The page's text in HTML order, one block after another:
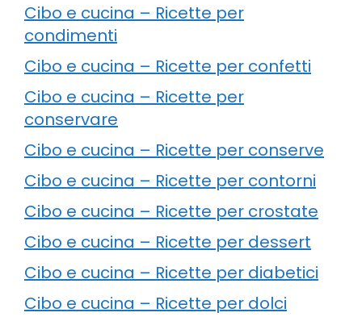
Cibo e cucina – Ricette per
condimenti
Cibo e cucina – Ricette per confetti
Cibo e cucina – Ricette per
conservare
Cibo e cucina – Ricette per conserve
Cibo e cucina – Ricette per contorni
Cibo e cucina – Ricette per crostate
Cibo e cucina – Ricette per dessert
Cibo e cucina – Ricette per diabetici
Cibo e cucina – Ricette per dolci